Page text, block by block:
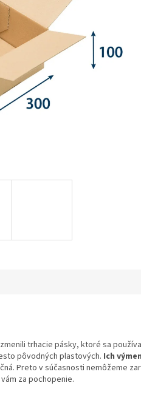
trhacie pásky, ktoré sa
pôvodných plastových. Ich
Preto v súčasnosti nemôžeme
za pochopenie.